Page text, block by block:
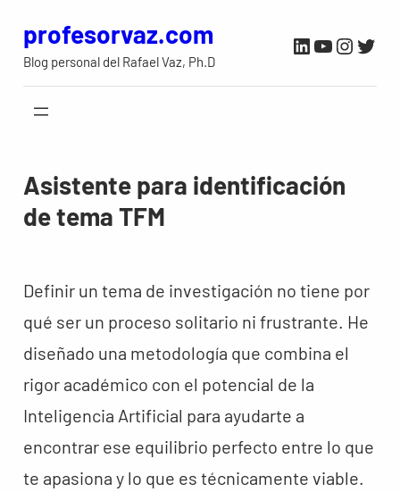
contenido
profesorvaz.com
Blog personal del Rafael Vaz, Ph.D
LinkedIn
YouTube
Asistente para identificación
de tema TFM
Definir un tema de investigación no tiene por
qué ser un proceso solitario ni frustrante. He
diseñado una metodología que combina el
rigor académico con el potencial de la
Inteligencia Artificial para ayudarte a
encontrar ese equilibrio perfecto entre lo que
te apasiona y lo que es técnicamente viable.